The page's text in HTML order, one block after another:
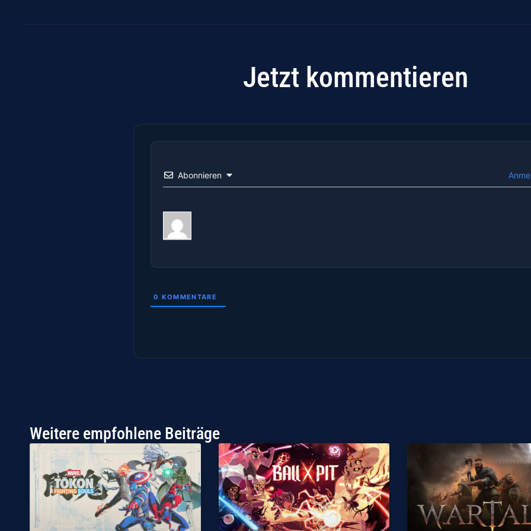
Jetzt kommentieren
Abonnieren
0 KOMMENTARE
Weitere empfohlene Beiträge